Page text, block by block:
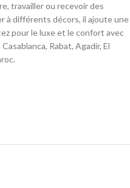
travailler ou recevoir des
à différents décors, il ajoute une
pour le luxe et le confort avec
Rabat, Agadir, El